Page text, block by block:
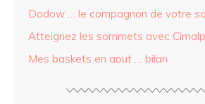
Dodow … le compagnon de votre
Atteignez les sommets avec Cimalp
Mes baskets en aout … bilan